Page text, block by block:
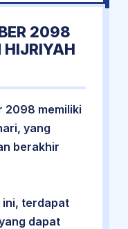
2098
HIJRIYAH
2098 memiliki
yang
berakhir
ini, terdapat
dapat